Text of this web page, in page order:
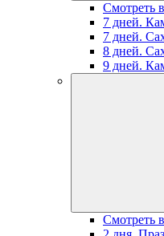
Смотреть
7 дней.
7 дней.
8 дней.
9 дней.
Смотреть